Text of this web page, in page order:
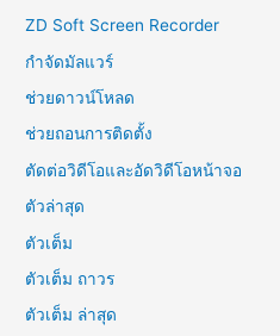
ZD Soft Screen Recorder
กำจัดมัลแวร์
ช่วยดาวน์โหลด
ช่วยถอนการติดตั้ง
ตัดต่อวิดีโอและอัดวิดีโอหน้าจอ
ตัวล่าสุด
ตัวเต็ม
ตัวเต็ม ถาวร
ตัวเต็ม ล่าสุด